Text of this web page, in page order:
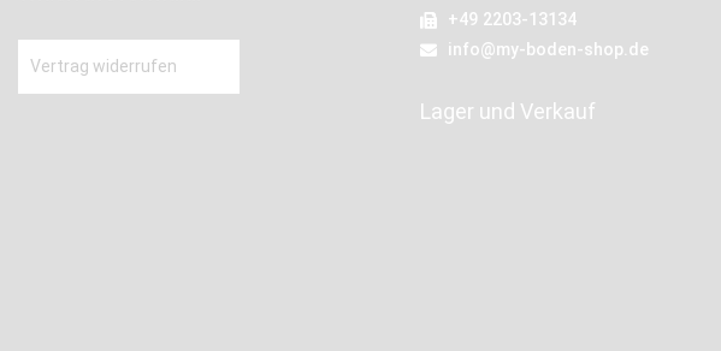
Vertrag widerrufen
+49 2203-13134
info@my-boden-shop.de
Lager und Verkauf